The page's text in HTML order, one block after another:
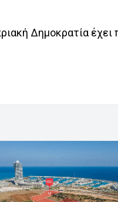
Δημοκρατία έχει